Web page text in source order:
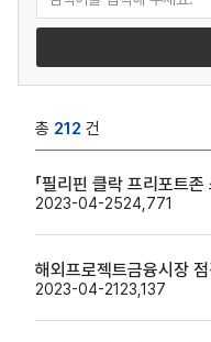
총 212 건
2023-04-2524,771
2023-04-2123,137